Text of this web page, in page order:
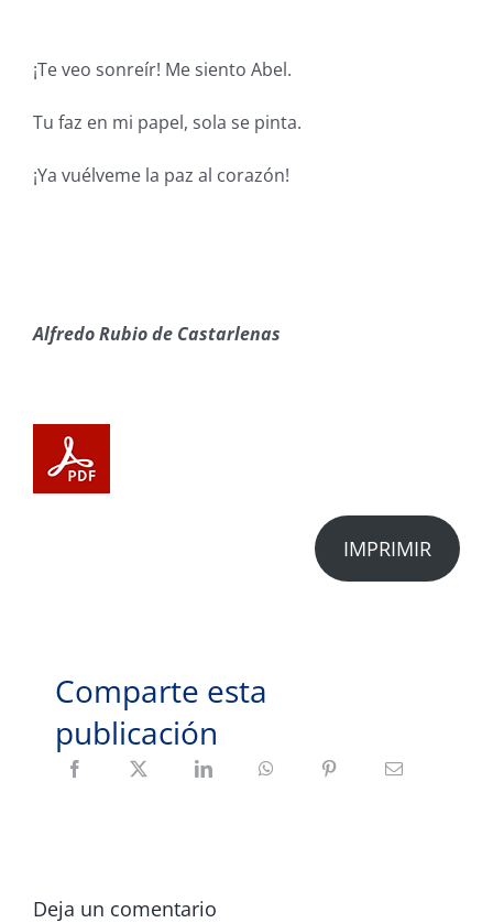
¡Te veo sonreír! Me siento Abel.
Tu faz en mi papel, sola se pinta.
¡Ya vuélveme la paz al corazón!
Alfredo Rubio de Castarlenas
IMPRIMIR
Comparte esta
publicación
Deja un comentario